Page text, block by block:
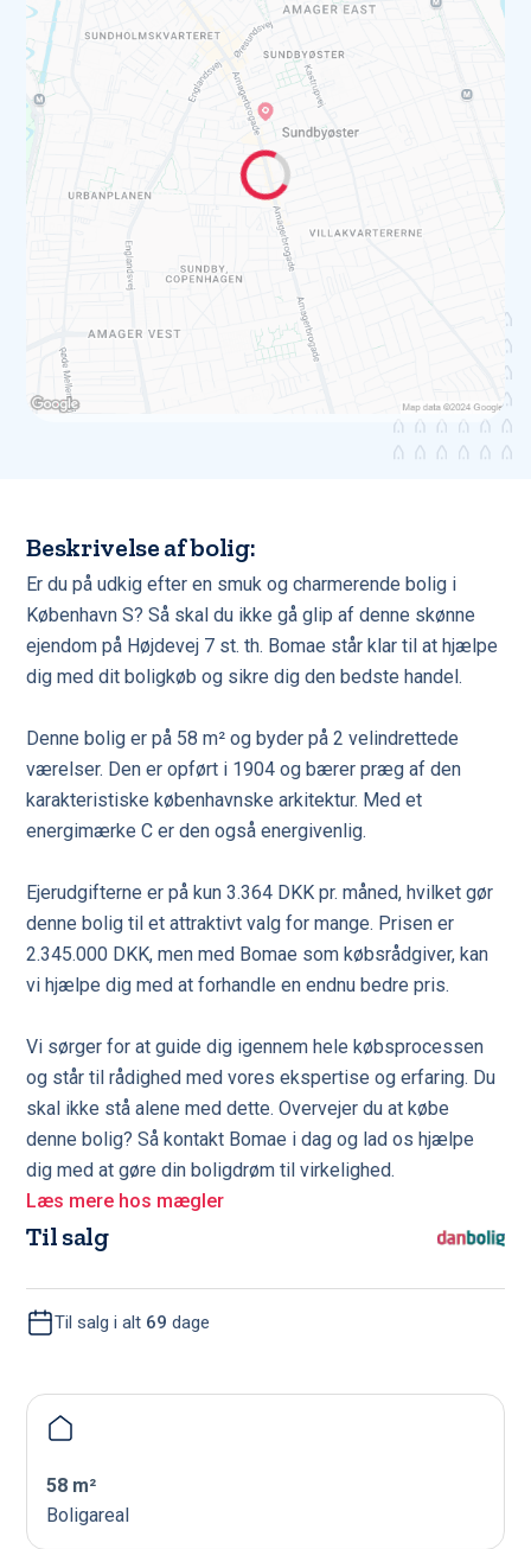
Beskrivelse af bolig:
Er du på udkig efter en smuk og charmerende bolig i
København S? Så skal du ikke gå glip af denne skønne
ejendom på Højdevej 7 st. th. Bomae står klar til at hjælpe
dig med dit boligkøb og sikre dig den bedste handel.
Denne bolig er på 58 m² og byder på 2 velindrettede
værelser. Den er opført i 1904 og bærer præg af den
karakteristiske københavnske arkitektur. Med et
energimærke C er den også energivenlig.
Ejerudgifterne er på kun 3.364 DKK pr. måned, hvilket gør
denne bolig til et attraktivt valg for mange. Prisen er
2.345.000 DKK, men med Bomae som købsrådgiver, kan
vi hjælpe dig med at forhandle en endnu bedre pris.
Vi sørger for at guide dig igennem hele købsprocessen
og står til rådighed med vores ekspertise og erfaring. Du
skal ikke stå alene med dette. Overvejer du at købe
denne bolig? Så kontakt Bomae i dag og lad os hjælpe
dig med at gøre din boligdrøm til virkelighed.
Læs mere hos mægler
Til salg
Til salg i alt 69 dage
58 m²
Boligareal